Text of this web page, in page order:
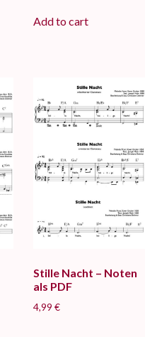
Add to cart
Stille Nacht – Noten
als PDF
4,99 €